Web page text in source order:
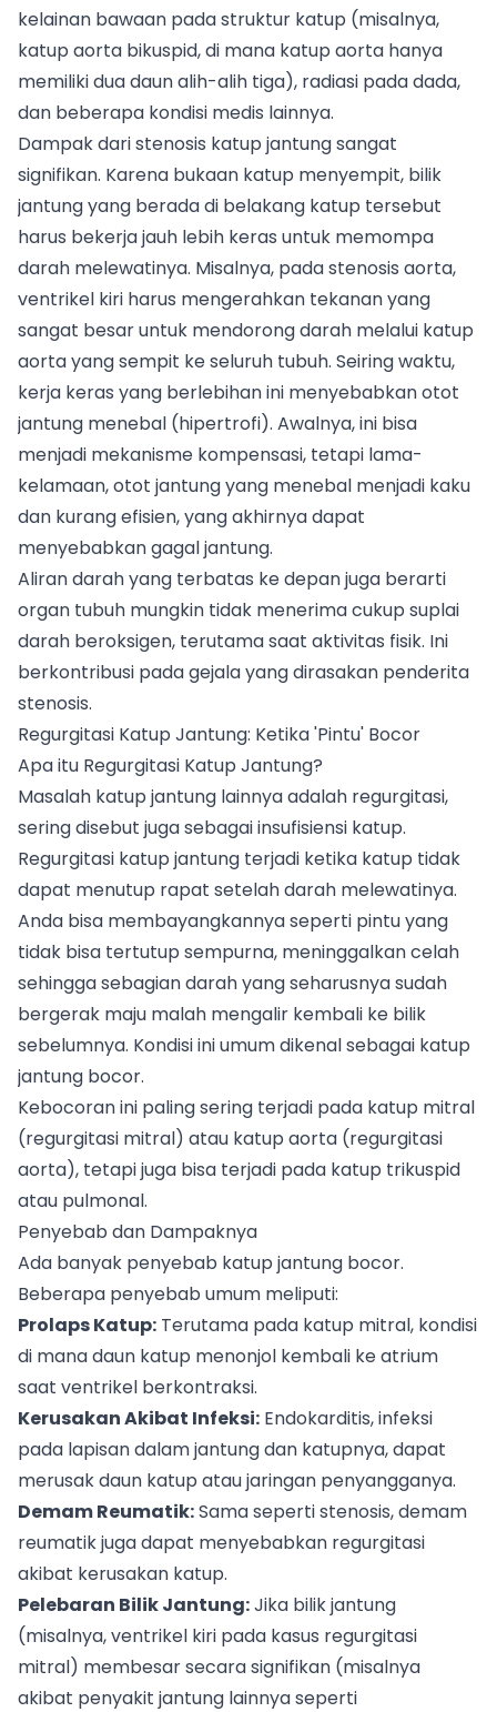
kelainan bawaan pada struktur katup (misalnya,
katup aorta bikuspid, di mana katup aorta hanya
memiliki dua daun alih-alih tiga), radiasi pada dada,
dan beberapa kondisi medis lainnya.
Dampak dari stenosis katup jantung sangat
signifikan. Karena bukaan katup menyempit, bilik
jantung yang berada di belakang katup tersebut
harus bekerja jauh lebih keras untuk memompa
darah melewatinya. Misalnya, pada stenosis aorta,
ventrikel kiri harus mengerahkan tekanan yang
sangat besar untuk mendorong darah melalui katup
aorta yang sempit ke seluruh tubuh. Seiring waktu,
kerja keras yang berlebihan ini menyebabkan otot
jantung menebal (hipertrofi). Awalnya, ini bisa
menjadi mekanisme kompensasi, tetapi lama-
kelamaan, otot jantung yang menebal menjadi kaku
dan kurang efisien, yang akhirnya dapat
menyebabkan gagal jantung.
Aliran darah yang terbatas ke depan juga berarti
organ tubuh mungkin tidak menerima cukup suplai
darah beroksigen, terutama saat aktivitas fisik. Ini
berkontribusi pada gejala yang dirasakan penderita
stenosis.
Regurgitasi Katup Jantung: Ketika 'Pintu' Bocor
Apa itu Regurgitasi Katup Jantung?
Masalah katup jantung lainnya adalah regurgitasi,
sering disebut juga sebagai insufisiensi katup.
Regurgitasi katup jantung terjadi ketika katup tidak
dapat menutup rapat setelah darah melewatinya.
Anda bisa membayangkannya seperti pintu yang
tidak bisa tertutup sempurna, meninggalkan celah
sehingga sebagian darah yang seharusnya sudah
bergerak maju malah mengalir kembali ke bilik
sebelumnya. Kondisi ini umum dikenal sebagai katup
jantung bocor.
Kebocoran ini paling sering terjadi pada katup mitral
(regurgitasi mitral) atau katup aorta (regurgitasi
aorta), tetapi juga bisa terjadi pada katup trikuspid
atau pulmonal.
Penyebab dan Dampaknya
Ada banyak penyebab katup jantung bocor.
Beberapa penyebab umum meliputi:
Prolaps Katup: Terutama pada katup mitral, kondisi
di mana daun katup menonjol kembali ke atrium
saat ventrikel berkontraksi.
Kerusakan Akibat Infeksi: Endokarditis, infeksi
pada lapisan dalam jantung dan katupnya, dapat
merusak daun katup atau jaringan penyangganya.
Demam Reumatik:Sama seperti stenosis, demam
reumatik juga dapat menyebabkan regurgitasi
akibat kerusakan katup.
Pelebaran Bilik Jantung:Jika bilik jantung
(misalnya, ventrikel kiri pada kasus regurgitasi
mitral) membesar secara signifikan (misalnya
akibat penyakit jantung lainnya seperti